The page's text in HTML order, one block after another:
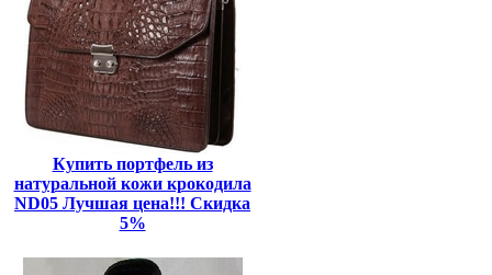
Купить портфель из
натуральной кожи крокодила
ND05 Лучшая цена!!! Скидка
5%